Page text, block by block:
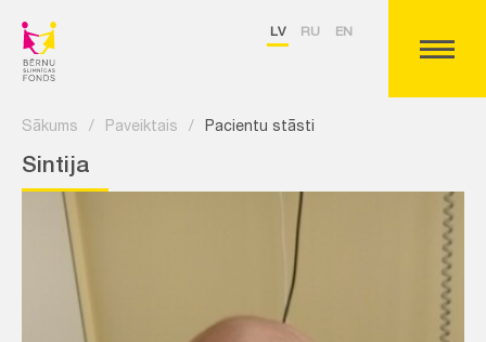
LV RU EN
Sākums / Paveiktais / Pacientu stāsti
Sintija